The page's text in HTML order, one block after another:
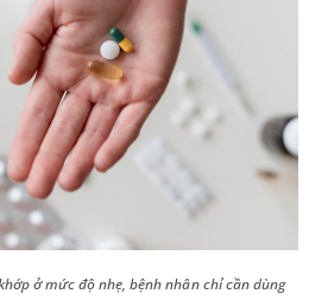
ở mức độ nhẹ, bệnh nhân chỉ cần dùng